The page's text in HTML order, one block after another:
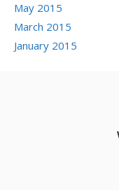
May 2015
March 2015
January 2015